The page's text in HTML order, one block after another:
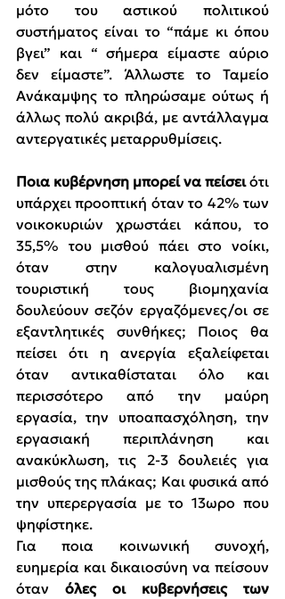
μότο του αστικού πολιτικού
συστήματος είναι το “πάμε κι όπου
βγει” και “ σήμερα είμαστε αύριο
δεν είμαστε”. Άλλωστε το Ταμείο
Ανάκαμψης το πληρώσαμε ούτως ή
άλλως πολύ ακριβά, με αντάλλαγμα
αντεργατικές μεταρρυθμίσεις.
Ποια κυβέρνηση μπορεί να πείσει ότι
υπάρχει προοπτική όταν το 42% των
νοικοκυριών χρωστάει κάπου, το
35,5% του μισθού πάει στο νοίκι,
όταν στην καλογυαλισμένη
τουριστική τους βιομηχανία
δουλεύουν σεζόν εργαζόμενες/οι σε
εξαντλητικές συνθήκες; Ποιος θα
πείσει ότι η ανεργία εξαλείφεται
όταν αντικαθίσταται όλο και
περισσότερο από την μαύρη
εργασία, την υποαπασχόληση, την
εργασιακή περιπλάνηση και
ανακύκλωση, τις 2-3 δουλειές για
μισθούς της πλάκας; Και φυσικά από
την υπερεργασία με το 13ωρο που
ψηφίστηκε.
Για ποια κοινωνική συνοχή,
ευημερία και δικαιοσύνη να πείσουν
όταν όλες οι κυβερνήσεις των